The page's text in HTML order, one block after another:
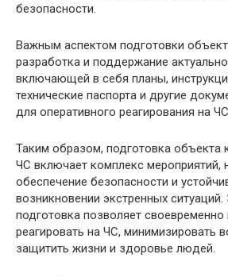
безопасности.
Важным аспектом подготовки
разработка и поддержание
включающей в себя планы,
технические паспорта и другие
для оперативного реагирования на
Таким образом, подготовка объекта
ЧС включает комплекс мероприятий,
обеспечение безопасности и
возникновении экстренных
подготовка позволяет
реагировать на ЧС, минимизировать
защитить жизни и здоровье людей.